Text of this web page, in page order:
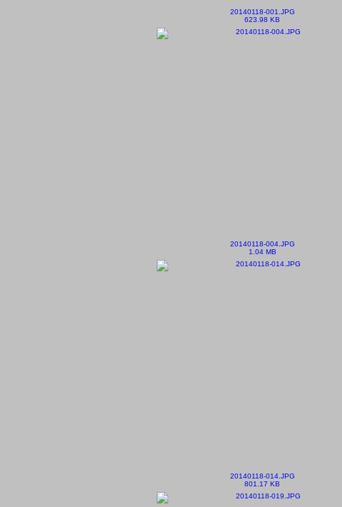
20140118-001.JPG
623.98 KB
20140118-004.JPG
1.04 MB
20140118-014.JPG
801.17 KB